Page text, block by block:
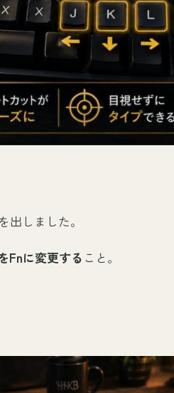
出しました。
Fnに変更する こと。